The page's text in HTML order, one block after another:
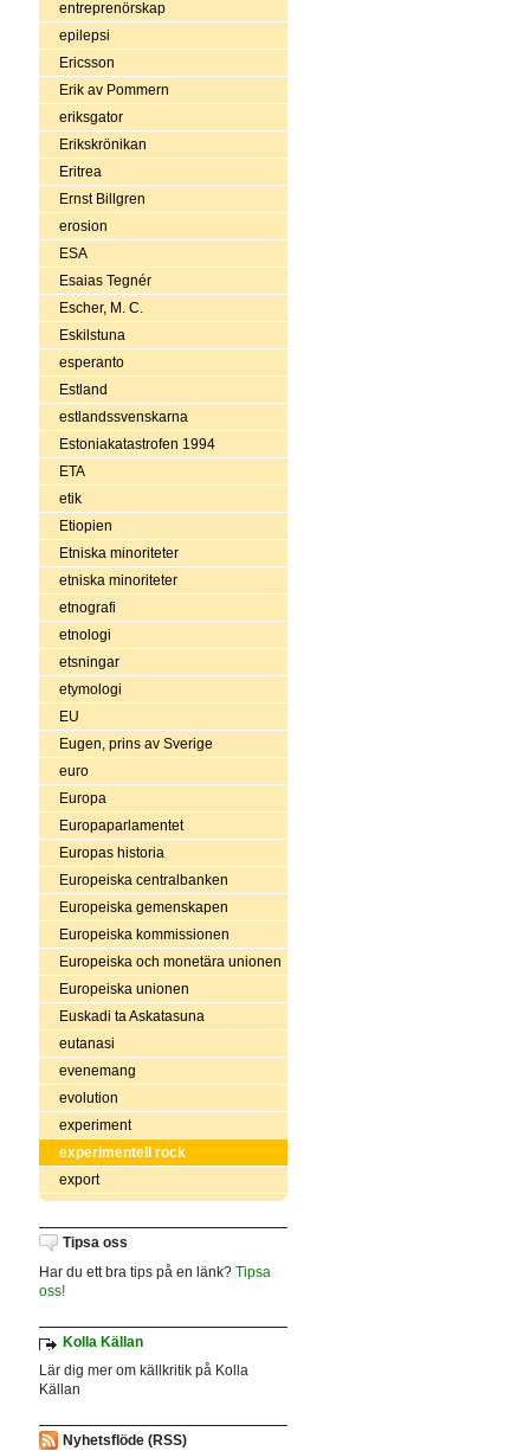
entreprenörskap
epilepsi
Ericsson
Erik av Pommern
eriksgator
Erikskrönikan
Eritrea
Ernst Billgren
erosion
ESA
Esaias Tegnér
Escher, M. C.
Eskilstuna
esperanto
Estland
estlandssvenskarna
Estoniakatastrofen 1994
ETA
etik
Etiopien
Etniska minoriteter
etniska minoriteter
etnografi
etnologi
etsningar
etymologi
EU
Eugen, prins av Sverige
euro
Europa
Europaparlamentet
Europas historia
Europeiska centralbanken
Europeiska gemenskapen
Europeiska kommissionen
Europeiska och monetära unionen
Europeiska unionen
Euskadi ta Askatasuna
eutanasi
evenemang
evolution
experiment
experimentell rock
export
Tipsa oss
Har du ett bra tips på en länk? Tipsa
oss!
Kolla Källan
Lär dig mer om källkritik på Kolla
Källan
Nyhetsflöde (RSS)